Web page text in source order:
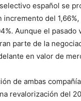
español se
del
Aunque el
parte de la
en valor de
de ambas
revalorización del